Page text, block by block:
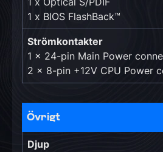
1 x BIOS FlashBack™
Strömkontakter
1 x 24-pin Main Power
2 x 8-pin +12V CPU Power
Övrigt
Djup